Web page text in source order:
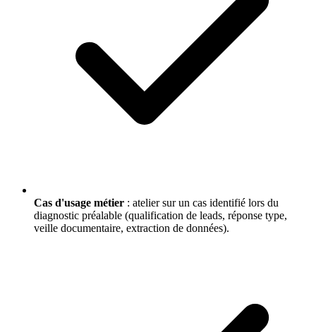
Cas d'usage métier : atelier sur un cas identifié lors du
diagnostic préalable (qualification de leads, réponse type,
veille documentaire, extraction de données).